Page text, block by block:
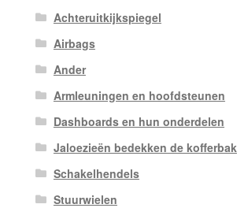
Achteruitkijkspiegel
Airbags
Ander
Armleuningen en hoofdsteunen
Dashboards en hun onderdelen
Jaloezieën bedekken de kofferbak
Schakelhendels
Stuurwielen